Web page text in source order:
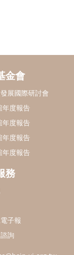
金會
展國際研討會
年度報告
年度報告
年度報告
年度報告
務
子報
詢